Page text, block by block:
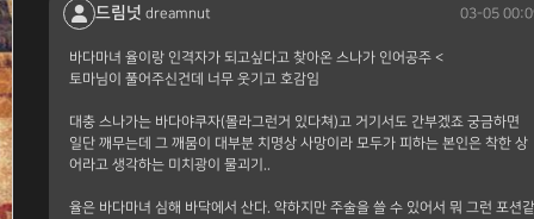
드림넛 dreamnut 03-05
바다마녀 율이랑 인격자가 되고싶다고 찾아온 스나가 인어공주 <
토마님이 풀어주신건데 너무 웃기고 호감임
대충 스나가는 바다야쿠자(몰라그런거 있다쳐)고 거기서도 간부겠죠 궁금하면
일단 깨무는데 그 깨뭄이 대부분 치명상 사망이라 모두가 피하는 본인은 착한 상
어라고 생각하는 미치광이 물괴기..
율은 바다마녀 심해 바닥에서 산다. 약하지만 주술을 쓸 수 있어서 뭐 그런 포션같